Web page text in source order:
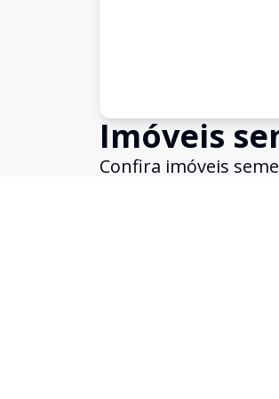
Imóveis
Confira imóveis